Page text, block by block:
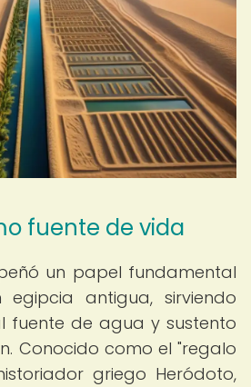
fuente de vida
un papel fundamental
egipcia antigua, sirviendo
fuente de agua y sustento
Conocido como el "regalo
griego Heródoto,